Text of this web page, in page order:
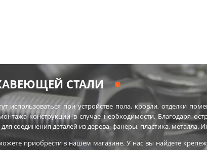
СТАЛИ
использоваться при устройстве пола, кровли, отделки
конструкции в случае необходимости. Благодаря
соединения деталей из дерева, фанеры, пластика,
приобрести в нашем магазине. У нас вы найдете